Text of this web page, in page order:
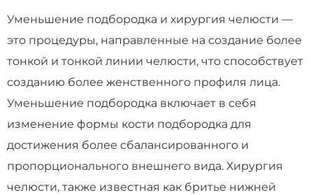
Уменьшение подбородка и хирургия челюсти —
это процедуры, направленные на создание более
тонкой и тонкой линии челюсти, что способствует
созданию более женственного профиля лица.
Уменьшение подбородка включает в себя
изменение формы кости подбородка для
достижения более сбалансированного и
пропорционального внешнего вида. Хирургия
челюсти, также известная как бритье нижней